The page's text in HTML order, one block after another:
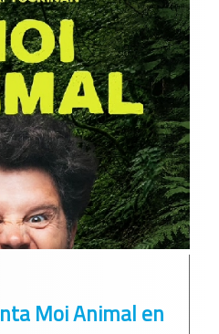
Moi Animal en